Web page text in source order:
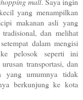
yang menampilkan
makanan asli yang
dan melihat
dalam mengisi
ke pelosok seperti ini
transportasi, dan
umumnya tidak
berkunjung ke kota